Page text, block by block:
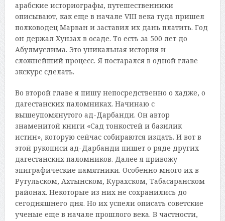
арабские историографы, путешественники
описывают, как еще в начале VIII века туда пришел
полководец Марван и заставил их дань платить. Год
он держал Хунзах в осаде. То есть за 500 лет до
Абулмуслима. Это уникальная история и
сложнейший процесс. Я постарался в одной главе
экскурс сделать.
Во второй главе я пишу непосредственно о хадже, о
дагестанских паломниках. Начинаю с
вышеупомянутого ад-Дарбанди. Он автор
знаменитой книги «Сад тонкостей и базилик
истин», которую сейчас собираются издать. И вот в
этой рукописи ад-Дарбанди пишет о ряде других
дагестанских паломников. Далее я привожу
эпиграфические памятники. Особенно много их в
Рутульском, Ахтынском, Курахском, Табасаранском
районах. Некоторые из них не сохранились до
сегодняшнего дня. Но их успели описать советские
ученые еще в начале прошлого века. В частности,